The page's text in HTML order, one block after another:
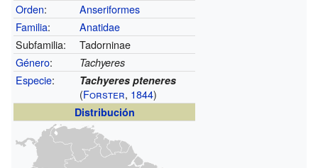
Orden:
Anseriformes
Familia:
Anatidae
Subfamilia:
Tadorninae
Género: Tachyeres
Especie: Tachyeres pteneres
(Forster, 1844)
Distribución